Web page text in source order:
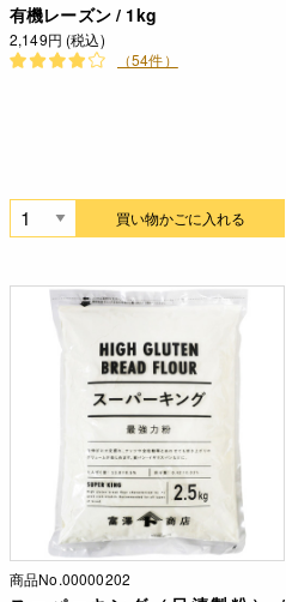
有機レーズン / 1kg
2,149円 (税込)
（54件）
買い物かごに入れる
商品No.00000202